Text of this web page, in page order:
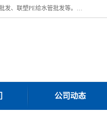
深圳市宝安区沙井街道浩丰胶管商行主营产品：联塑批发、联塑管批发、联塑总代理、联塑总经销、联塑HDPE波纹管批发、联塑PE给水管批发等。凭借服务以及多年的勤奋拼搏，发展成为一家销售各种管材管件，绝缘电工套管及配件等系列产品的贸易公司。公司秉承“顾客至上，锐意进取”的经营理念，坚持“客户至上”原则为广大客户提供的服务。欢迎惠顾！
公司动态